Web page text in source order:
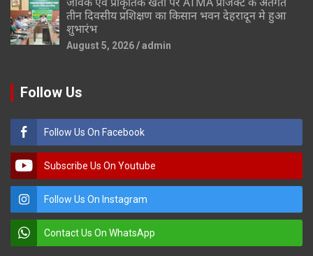
तीन दिवसीय प्रशिक्षण का किसान भवन देहरादून मे हुआ
शुभारंभ
August 5, 2026 admin
Follow Us
Follow Us On Facebook
Subscribe Us On Youtube
Follow Us On Instagram
Contact Us On WhatsApp